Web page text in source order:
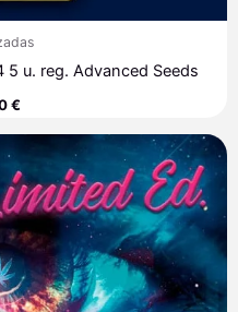
5 u. reg. Advanced Seeds
€